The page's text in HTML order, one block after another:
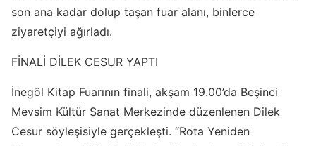
son ana kadar dolup taşan fuar alanı, binlerce
ziyaretçiyi ağırladı.
FİNALİ DİLEK CESUR YAPTI
İnegöl Kitap Fuarının finali, akşam 19.00’da Beşinci
Mevsim Kültür Sanat Merkezinde düzenlenen Dilek
Cesur söyleşisiyle gerçekleşti. “Rota Yeniden